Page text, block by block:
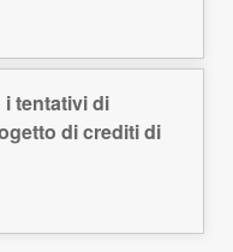
tentativi di
di crediti di